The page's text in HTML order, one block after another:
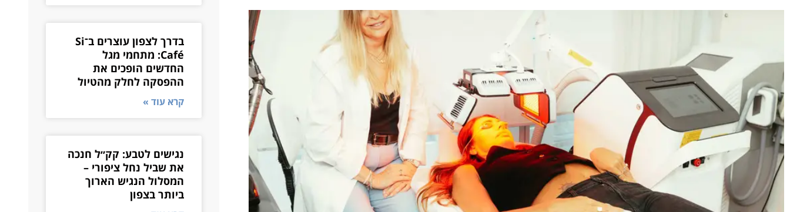
בדרך לצפון עוצרים ב־Si
Café: מתחמי מגל
החדשים הופכים את
ההפסקה לחלק מהטיול
קרא עוד »
נגישים לטבע: קק״ל חנכה
את שביל נחל ציפורי –
המסלול הנגיש הארוך
ביותר בצפון